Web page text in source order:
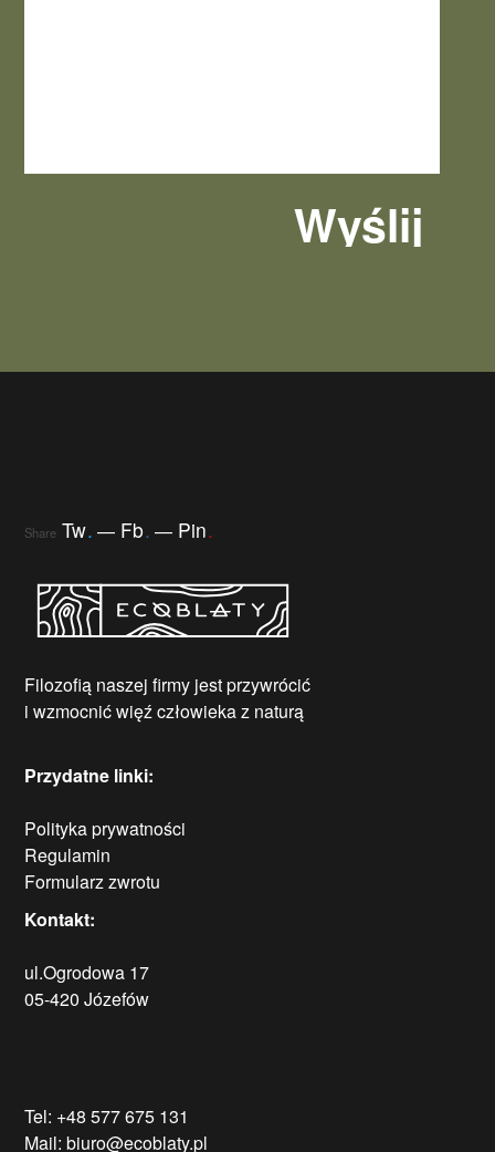
Share Tw. Fb. Pin.
Filozofią naszej firmy jest przywrócić
i wzmocnić więź człowieka z naturą
Przydatne linki:
Polityka prywatności
Regulamin
Formularz zwrotu
Kontakt:
ul.Ogrodowa 17
05-420 Józefów
Tel: +48 577 675 131
Mail: biuro@ecoblaty.pl